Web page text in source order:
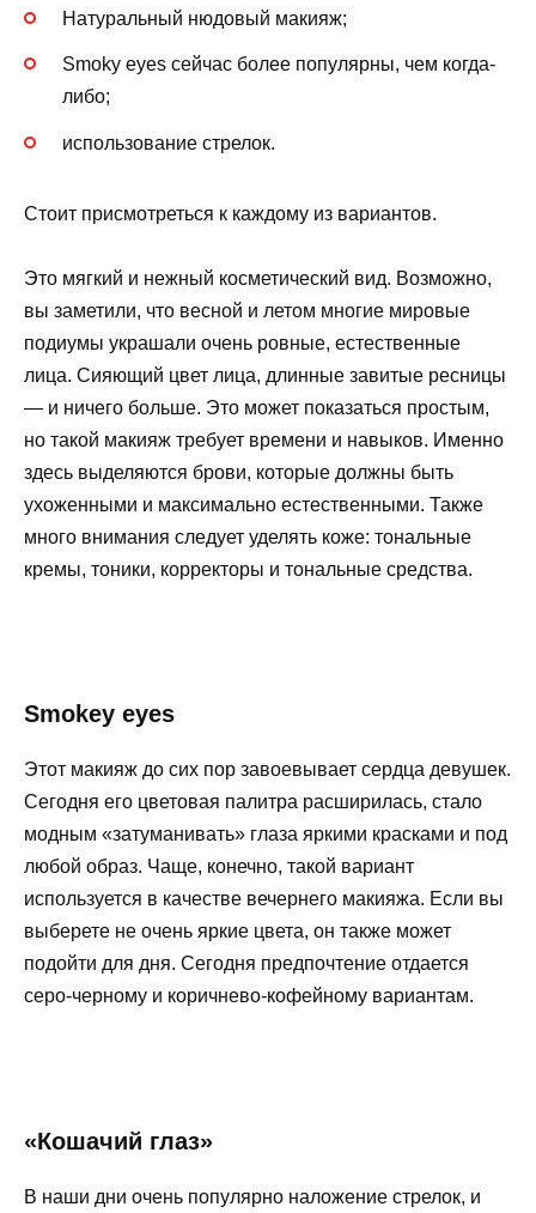
Натуральный нюдовый макияж;
Smoky eyes сейчас более популярны, чем когда-
либо;
использование стрелок.
Стоит присмотреться к каждому из вариантов.
Это мягкий и нежный косметический вид. Возможно,
вы заметили, что весной и летом многие мировые
подиумы украшали очень ровные, естественные
лица. Сияющий цвет лица, длинные завитые ресницы
— и ничего больше. Это может показаться простым,
но такой макияж требует времени и навыков. Именно
здесь выделяются брови, которые должны быть
ухоженными и максимально естественными. Также
много внимания следует уделять коже: тональные
кремы, тоники, корректоры и тональные средства.
Smokey eyes
Этот макияж до сих пор завоевывает сердца девушек.
Сегодня его цветовая палитра расширилась, стало
модным «затуманивать» глаза яркими красками и под
любой образ. Чаще, конечно, такой вариант
используется в качестве вечернего макияжа. Если вы
выберете не очень яркие цвета, он также может
подойти для дня. Сегодня предпочтение отдается
серо-черному и коричнево-кофейному вариантам.
«Кошачий глаз»
В наши дни очень популярно наложение стрелок, и